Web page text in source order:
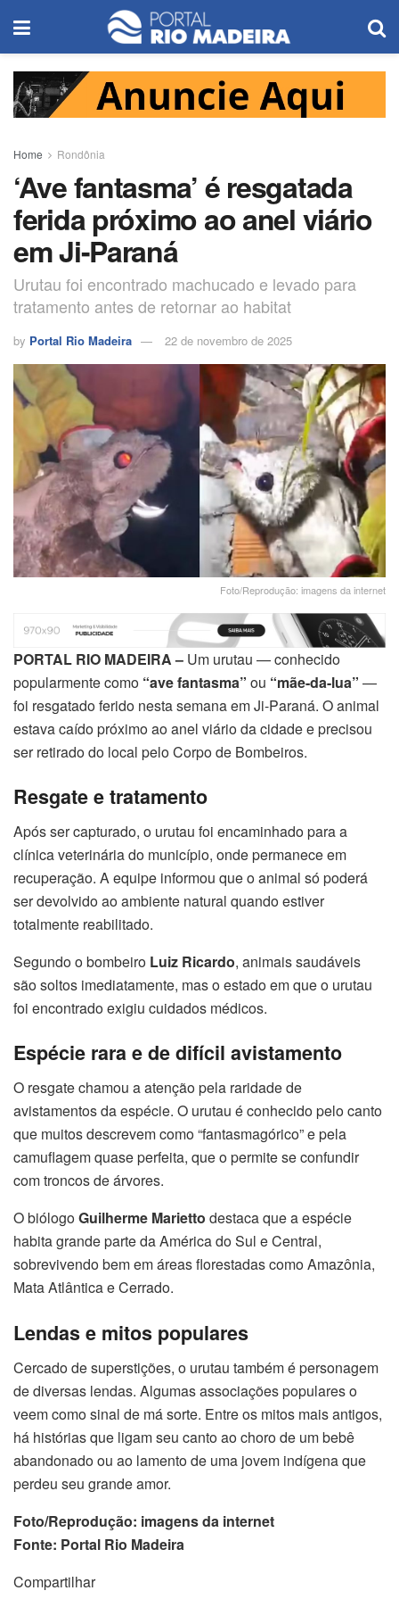
Home Rondônia
‘Ave fantasma’ é resgatada
ferida próximo ao anel viário
em Ji-Paraná
Urutau foi encontrado machucado e levado para
tratamento antes de retornar ao habitat
by Portal Rio Madeira 22 de novembro de 2025
Foto/Reprodução: imagens da internet
PORTAL RIO MADEIRA – Um urutau — conhecido
popularmente como “ave fantasma” ou “mãe-da-lua” —
foi resgatado ferido nesta semana em Ji-Paraná. O animal
estava caído próximo ao anel viário da cidade e precisou
ser retirado do local pelo Corpo de Bombeiros.
Resgate e tratamento
Após ser capturado, o urutau foi encaminhado para a
clínica veterinária do município, onde permanece em
recuperação. A equipe informou que o animal só poderá
ser devolvido ao ambiente natural quando estiver
totalmente reabilitado.
Segundo o bombeiro Luiz Ricardo, animais saudáveis
são soltos imediatamente, mas o estado em que o urutau
foi encontrado exigiu cuidados médicos.
Espécie rara e de difícil avistamento
O resgate chamou a atenção pela raridade de
avistamentos da espécie. O urutau é conhecido pelo canto
que muitos descrevem como “fantasmagórico” e pela
camuflagem quase perfeita, que o permite se confundir
com troncos de árvores.
O biólogoGuilherme Marietto destaca que a espécie
habita grande parte da América do Sul e Central,
sobrevivendo bem em áreas florestadas como Amazônia,
Mata Atlântica e Cerrado.
Lendas e mitos populares
Cercado de superstições, o urutau também é personagem
de diversas lendas. Algumas associações populares o
veem como sinal de má sorte. Entre os mitos mais antigos,
há histórias que ligam seu canto ao choro de um bebê
abandonado ou ao lamento de uma jovem indígena que
perdeu seu grande amor.
Foto/Reprodução: imagens da internet
Fonte: Portal Rio Madeira
Compartilhar